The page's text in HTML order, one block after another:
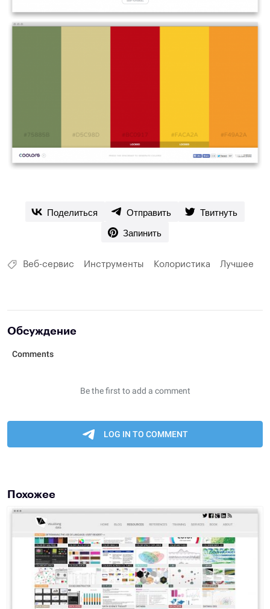
Поделиться Отправить
Твитнуть
Запинить
Веб-сервис Инструменты Колористика Лучшее
Обсуждение
Похожее